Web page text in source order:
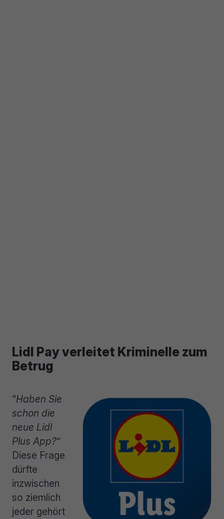
Lidl Pay verleitet Kriminelle zum
Betrug
“Haben Sie
schon die
neue Lidl
Plus App?”
Diese Frage
dürfte
inzwischen
so ziemlich
jeder gehört